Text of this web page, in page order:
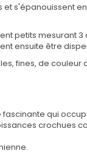
s'épanouissent
petits
ensuite être
fines, de couleur
qui